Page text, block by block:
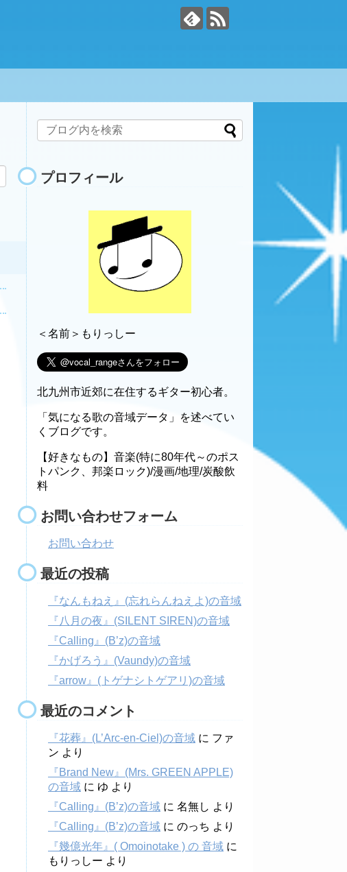
プロフィール
＜名前＞もりっしー
北九州市近郊に在住するギター初心者。
「気になる歌の音域データ」を述べてい
くブログです。
【好きなもの】音楽(特に80年代～のポス
トパンク、邦楽ロック)/漫画/地理/炭酸飲
料
お問い合わせフォーム
お問い合わせ
最近の投稿
『なんもねえ』(忘れらんねえよ)の音域
『八月の夜』(SILENT SIREN)の音域
『Calling』(B’z)の音域
『かげろう』(Vaundy)の音域
『arrow』(トゲナシトゲアリ)の音域
最近のコメント
『花葬』(L’Arc-en-Ciel)の音域 に ファ
ン より
『Brand New』(Mrs. GREEN APPLE)
の音域 に ゆ より
『Calling』(B’z)の音域 に 名無し より
『Calling』(B’z)の音域 に のっち より
『幾億光年』( Omoinotake ) の 音域 に
もりっしー より